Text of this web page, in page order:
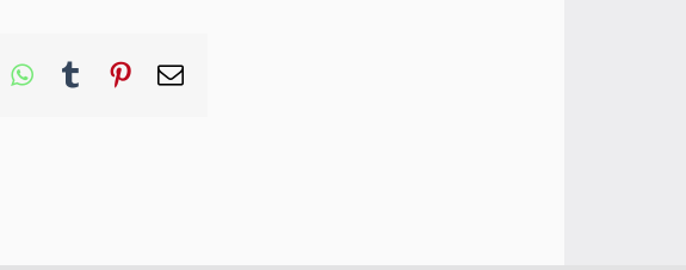
WhatsApp
TumblrPinterest
Email